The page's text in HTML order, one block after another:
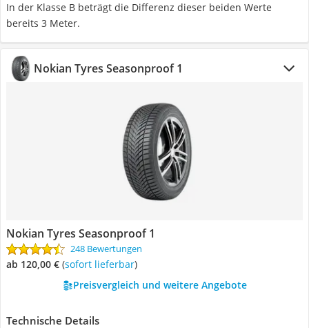
In der Klasse B beträgt die Differenz dieser beiden Werte
bereits 3 Meter.
Nokian Tyres Seasonproof 1
Nokian Tyres Seasonproof 1
248 Bewertungen
ab 120,00 € ( Sofort lieferbar)
Preisvergleich und weitere Angebote
Technische Details